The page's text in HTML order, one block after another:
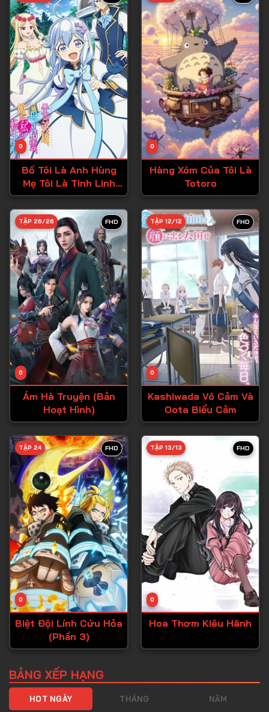
Tập 19
Tập 20
Tập 21
Tập 22
Tập 23
Tập 24
Tập 25
Tập 26
Tập 29
Tập 30
Tập 31
Tập 32
Tập 33
Tập 34
Tập 35
Tập 36
Tập 39
Tập 40
Tập 41
Tập 42
Tập 43
Tập 44
Tập 45
Tập 46
Tập 47
Tập 48
Tập 49
0
Bố Tôi Là Anh Hùng
Mẹ Tôi Là Tinh Linh
Còn Tôi Là Cô Gái
Chuyển Sinh
0
Hàng Xóm Của Tôi Là
Totoro
FHD
0
TẬP 26/26
Ám Hà Truyện (Bản
Hoạt Hình)
FHD
0
TẬP 12/12
Kashiwada Vô Cảm Và
Oota Biểu Cảm
FHD
0
TẬP 24
Biệt Đội Lính Cứu Hỏa
(Phần 3)
FHD
0
TẬP 13/13
Hoa Thơm Kiêu Hãnh
BẢNG XẾP HẠNG
HOT NGÀY THÁNG NĂM